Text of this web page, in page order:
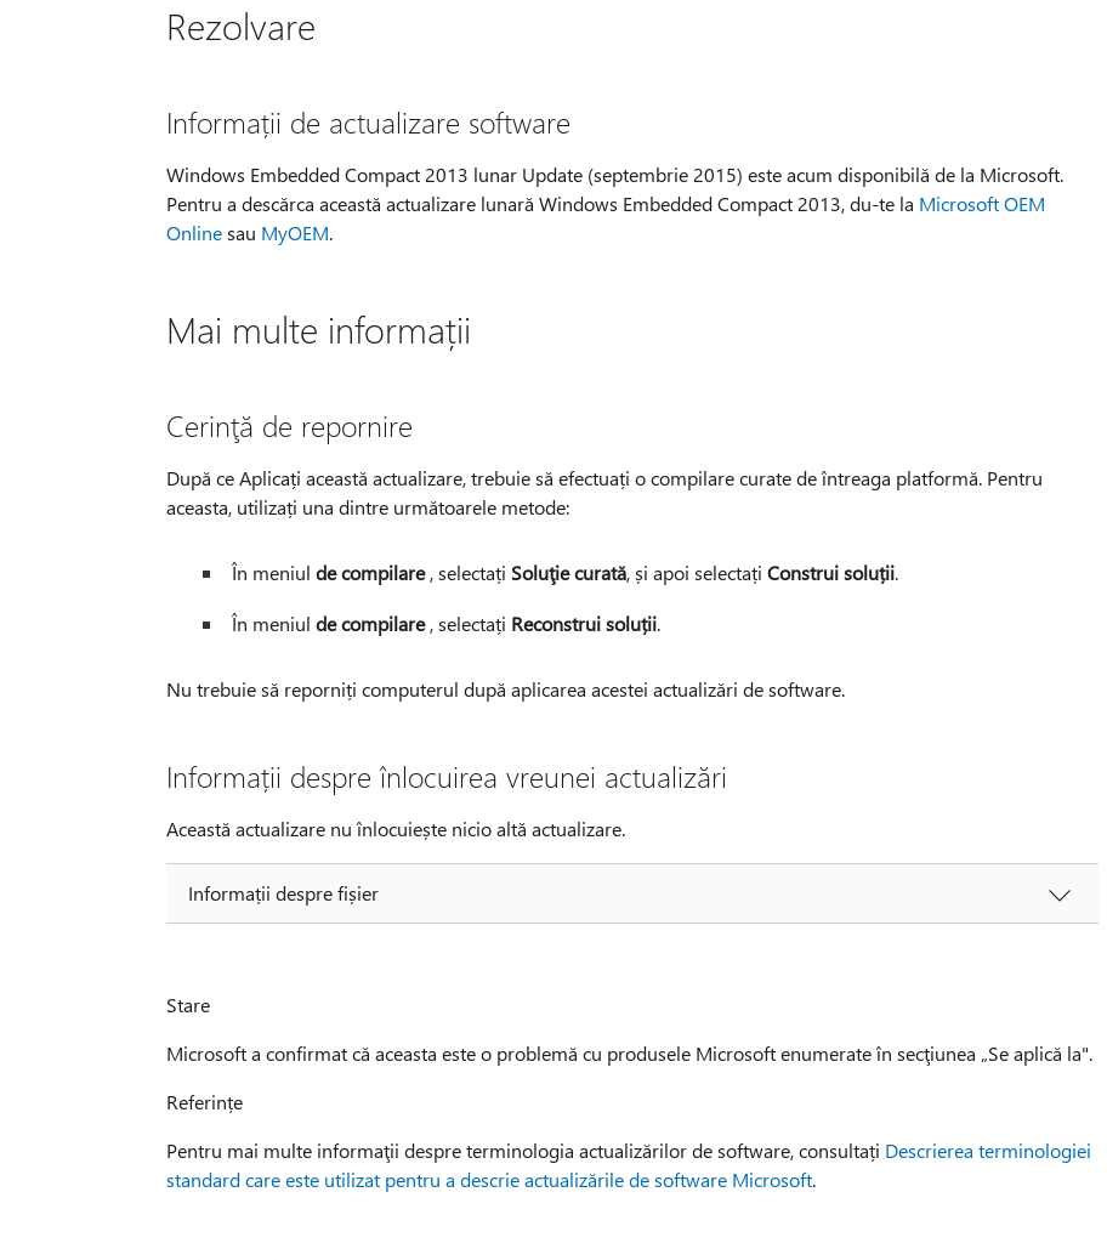
Rezolvare
Informații de actualizare software
Windows Embedded Compact 2013 lunar Update (septembrie 2015) este acum disponibilă de la Microsoft.
Pentru a descărca această actualizare lunară Windows Embedded Compact 2013, du-te la Microsoft OEM
Onlinesau MyOEM.
Mai multe informații
Cerinţă de repornire
După ce Aplicați această actualizare, trebuie să efectuați o compilare curate de întreaga platformă. Pentru
aceasta, utilizați una dintre următoarele metode:
În meniul de compilare, selectați Soluţie curată, și apoi selectați Construi soluții.
În meniul de compilare, selectați Reconstrui soluții.
Nu trebuie să reporniți computerul după aplicarea acestei actualizări de software.
Informații despre înlocuirea vreunei actualizări
Această actualizare nu înlocuiește nicio altă actualizare.
Informații despre fișier
Stare
Microsoft a confirmat că aceasta este o problemă cu produsele Microsoft enumerate în secţiunea „Se aplică la".
Referințe
Pentru mai multe informaţii despre terminologia actualizărilor de software, consultați Descrierea terminologiei
standard care este utilizat pentru a descrie actualizările de software Microsoft.